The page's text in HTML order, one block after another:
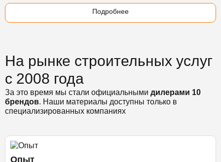
Подробнее
На рынке строительных услуг
с 2008 года
За это время мы стали официальными дилерами 10
брендов. Наши материалы доступны только в
специализированных компаниях
Опыт